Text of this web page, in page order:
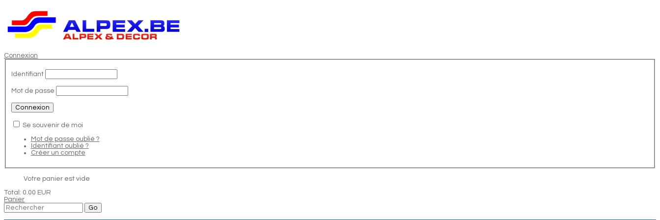
Connexion
Identifiant
Mot de passe
Se souvenir de moi
Mot de passe oublié ?
Identifiant oublié ?
Créer un compte
Votre panier est vide
Total: 0.00 EUR
Panier